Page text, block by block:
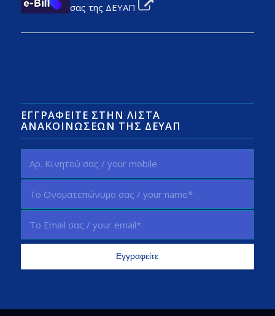
σας της ΔΕΥΑΠ
ΕΓΓΡΑΦΕΊΤΕ ΣΤΗΝ ΛΊΣΤΑ
ΑΝΑΚΟΙΝΏΣΕΩΝ ΤΗΣ ΔΕΥΑΠ